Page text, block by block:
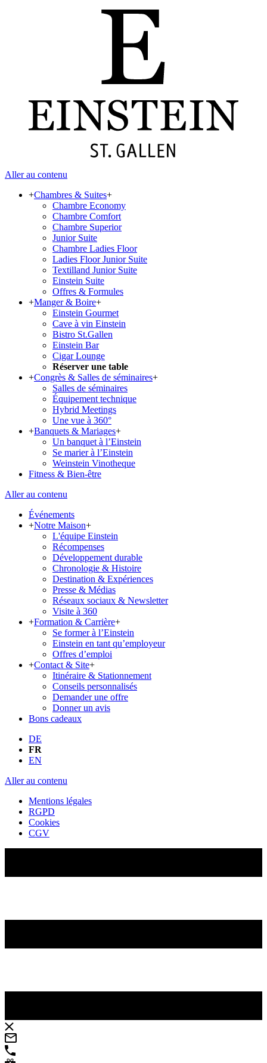
Aller au contenu
+Chambres & Suites+
Chambre Economy
Chambre Comfort
Chambre Superior
Junior Suite
Chambre Ladies Floor
Ladies Floor Junior Suite
Textilland Junior Suite
Einstein Suite
Offres & Formules
+Manger & Boire+
Einstein Gourmet
Cave à vin Einstein
Bistro St.Gallen
Einstein Bar
Cigar Lounge
Réserver une table
+Congrès & Salles de séminaires+
Salles de séminaires
Équipement technique
Hybrid Meetings
Une vue à 360°
+Banquets & Mariages+
Un banquet à l’Einstein
Se marier à l’Einstein
Weinstein Vinotheque
Fitness & Bien-être
Aller au contenu
Événements
+Notre Maison+
L'équipe Einstein
Récompenses
Développement durable
Chronologie & Histoire
Destination & Expériences
Presse & Médias
Réseaux sociaux & Newsletter
Visite à 360
+Formation & Carrière+
Se former à l’Einstein
Einstein en tant qu’employeur
Offres d’emploi
+Contact & Site+
Itinéraire & Stationnement
Conseils personnalisés
Demander une offre
Donner un avis
Bons cadeaux
DE
FR
EN
Aller au contenu
Mentions légales
RGPD
Cookies
CGV